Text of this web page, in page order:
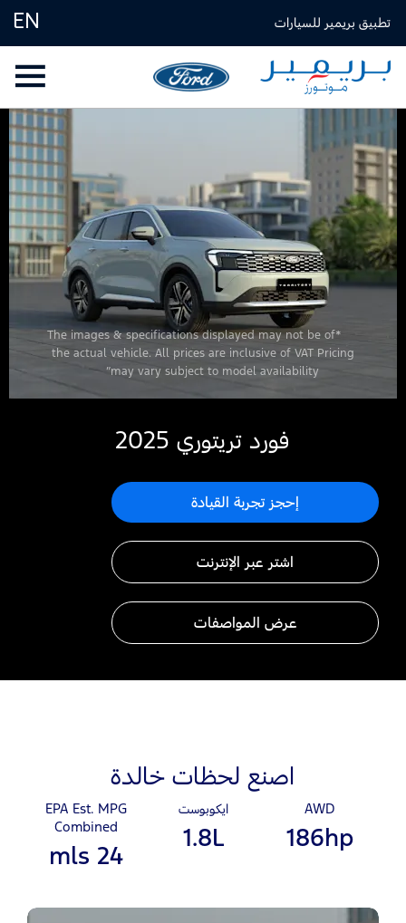
EN تطبيق بريمير للسيارات
إحجز تجربة القيادة
اشتر عبر الإنترنت
عرض المواصفات
*The images & specifications displayed may not be of
the actual vehicle. All prices are inclusive of VAT Pricing
may vary subject to model availability”
فورد تريتوري 2025
اصنع لحظات خالدة
AWD
186hp
ايكوبوست
1.8L
EPA Est. MPG
Combined
24 mls